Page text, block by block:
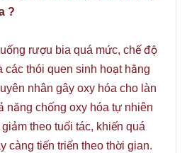
?
rượu bia quá mức, chế độ
các thói quen sinh hoạt hằng
nhân gây oxy hóa cho làn
năng chống oxy hóa tự nhiên
theo tuổi tác, khiến quá
càng tiến triển theo thời gian.